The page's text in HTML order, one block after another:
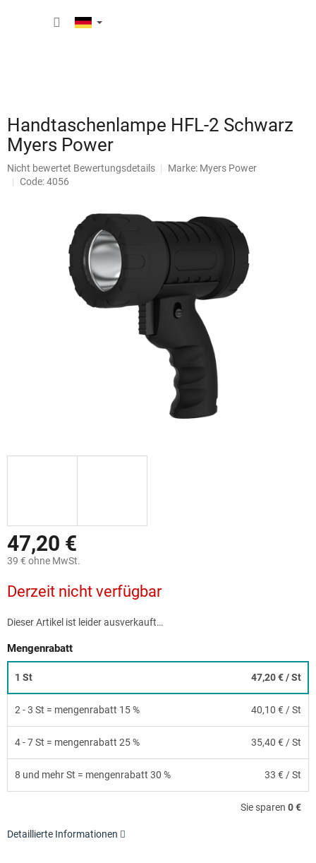
Handtaschenlampe HFL-2 Schwarz
Myers Power
Die
durchschnittliche
Nicht bewertet Bewertungsdetails Marke: Myers Power
Code: 4056
47,20 €
39 € ohne MwSt.
Derzeit nicht verfügbar
Dieser Artikel ist leider ausverkauft…
Mengenrabatt
1 St 47,20 €/ St
2 - 3 St = mengenrabatt 15 % 40,10 € / St
4 - 7 St = mengenrabatt 25 % 35,40 € / St
8 und mehr St = mengenrabatt 30 % 33 € / St
Sie sparen 0 €
Detaillierte Informationen